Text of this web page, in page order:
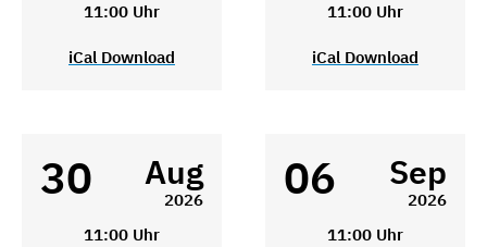
11:00 Uhr
iCal Download
11:00 Uhr
iCal Download
30 Aug
2026
11:00 Uhr
06 Sep
2026
11:00 Uhr